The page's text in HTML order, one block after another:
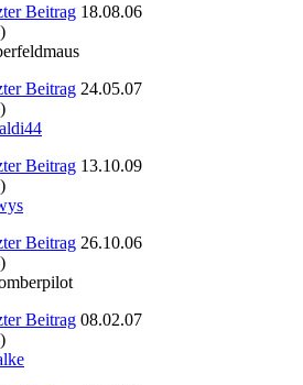
18.08.06
24.05.07
13.10.09
26.10.06
08.02.07